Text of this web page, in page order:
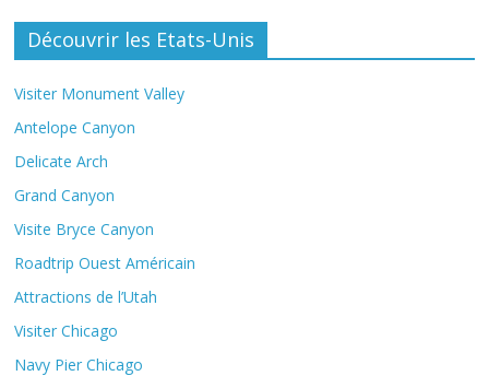
Découvrir les Etats-Unis
Visiter Monument Valley
Antelope Canyon
Delicate Arch
Grand Canyon
Visite Bryce Canyon
Roadtrip Ouest Américain
Attractions de l’Utah
Visiter Chicago
Navy Pier Chicago